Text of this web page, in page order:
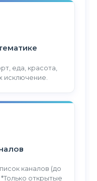
еда, красота,
исключение.
каналов (до
открытые